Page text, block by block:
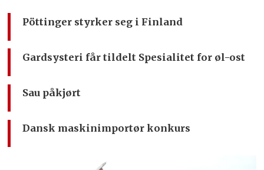
Pöttinger styrker seg i Finland
Gardsysteri får tildelt Spesialitet for øl-ost
Sau påkjørt
Dansk maskinimportør konkurs